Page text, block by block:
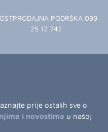
PODRŠKA 099
25 12 742
prije ostalih sve o
i novostima u našoj